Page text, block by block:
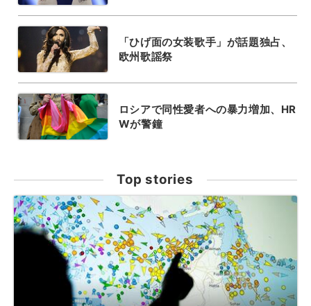
「ひげ面の女装歌手」が話題独占、
欧州歌謡祭
ロシアで同性愛者への暴力増加、HR
Wが警鐘
Top stories